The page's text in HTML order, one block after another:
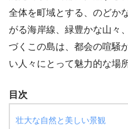
全体を町域とする、のどか
がる海岸線、緑豊かな山々
づくこの島は、都会の喧騒
い人々にとって魅力的な場
目次
壮大な自然と美しい景観